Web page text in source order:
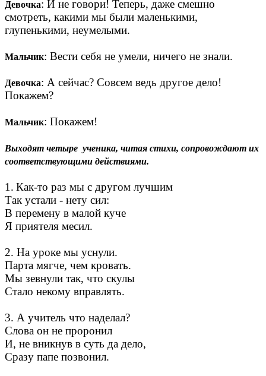
Девочка: И не говори! Теперь, даже смешно
смотреть, какими мы были маленькими,
глупенькими, неумелыми.
Мальчик: Вести себя не умели, ничего не знали.
Девочка: А сейчас? Совсем ведь другое дело!
Покажем?
Мальчик: Покажем!
Выходят четыре ученика, читая стихи, сопровождают их
соответствующими действиями.
1. Как-то раз мы с другом лучшим
Так устали - нету сил:
В перемену в малой куче
Я приятеля месил.
2. На уроке мы уснули.
Парта мягче, чем кровать.
Мы зевнули так, что скулы
Стало некому вправлять.
3. А учитель что наделал?
Слова он не проронил
И, не вникнув в суть да дело,
Сразу папе позвонил.